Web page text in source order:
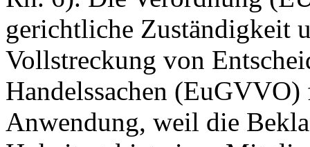
gerichtliche Zuständigkeit
Vollstreckung von
Handelssachen
Anwendung, weil die